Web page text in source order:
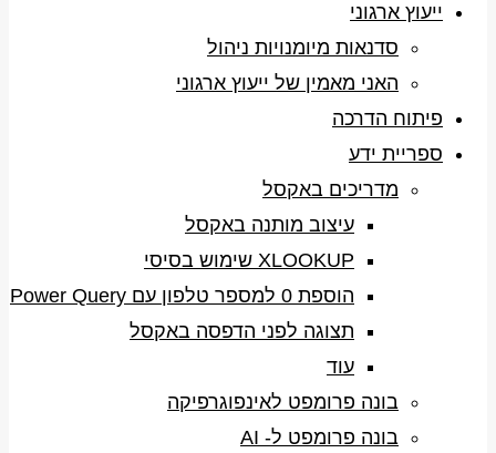
ייעוץ ארגוני
סדנאות מיומנויות ניהול
האני מאמין של ייעוץ ארגוני
פיתוח הדרכה
ספריית ידע
מדריכים באקסל
עיצוב מותנה באקסל
XLOOKUP שימוש בסיסי
הוספת 0 למספר טלפון עם Power Query
תצוגה לפני הדפסה באקסל
עוד
בונה פרומפט לאינפוגרפיקה
בונה פרומפט ל- AI